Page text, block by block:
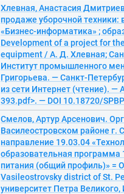
Хлевная, Анастасия
продаже уборочной техники:
«Бизнес-информатика» ;
Development of a project for
equipment / А. Д. Хлевная;
Институт промышленного
Григорьева. — Санкт-
из сети Интернет (чтение).
393.pdf>. — DOI 10.18720/
Смелов, Артур Арсенович.
Василеостровском районе г.
направление 19.03.04
образовательная программа
питания (общий профиль)» =
Vasileostrovsky district of St.
университет Петра